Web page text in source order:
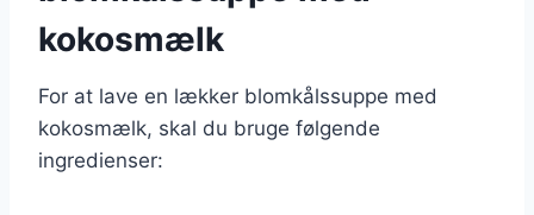
kokosmælk
For at lave en lækker blomkålssuppe med
kokosmælk, skal du bruge følgende
ingredienser: